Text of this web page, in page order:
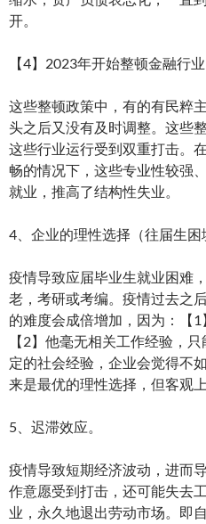
开。
【4】2023年开始整顿金融行业
这些整顿政策中，有的有民粹
头之后又没有及时调整。这些
这些行业运行受到双重打击。
畅的情况下，这些专业性较强
就业，推高了结构性失业。
4、企业的理性选择（往届生困
疫情导致应届毕业生就业困难
老，考研或考编。疫情过去之
的难度会成倍增加，因为：【1
【2】他毫无相关工作经验，
定的社会经验，企业会觉得不
来是最优的理性选择，但客观
5、迟滞效应。
疫情导致短期经济波动，进而
作意愿受到打击，还可能失去
业，永久地退出劳动市场。即